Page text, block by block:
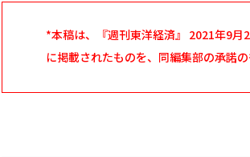
*本稿は、『週刊東洋経済』 2021年9月
に掲載されたものを、同編集部の承諾の